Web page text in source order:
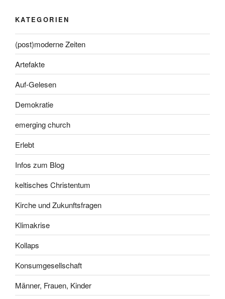
KATEGORIEN
(post)moderne Zeiten
Artefakte
Auf-Gelesen
Demokratie
emerging church
Erlebt
Infos zum Blog
keltisches Christentum
Kirche und Zukunftsfragen
Klimakrise
Kollaps
Konsumgesellschaft
Männer, Frauen, Kinder